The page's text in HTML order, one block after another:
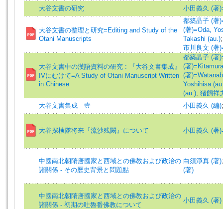
大谷文書の研究
小田義久 (著
大谷文書の整理と研究=Editing and Study of the
Otani Manuscripts
都築晶子 (著
(著)=Oda,
Takashi (au.)
市川良文 (著
大谷文書中の漢語資料の研究 : 『大谷文書集成』
IVにむけて=A Study of Otani Manuscript Written
in Chinese
都築晶子 (著
(著
(著
Yoshihisa
(au.); 猪飼祥
大谷文書集成 壹
小田義久 (編)
大谷探検隊将来『流沙残闕』について 小田義久 (著
中國南北朝隋唐國家と西域との佛教および政治の
諸關係 - その歷史背景と問題點
白須淨真 (著)
(著)
中國南北朝隋唐國家と西域との佛教および政治の
諸關係 - 初期の吐魯番佛教について
小田義久 (著)